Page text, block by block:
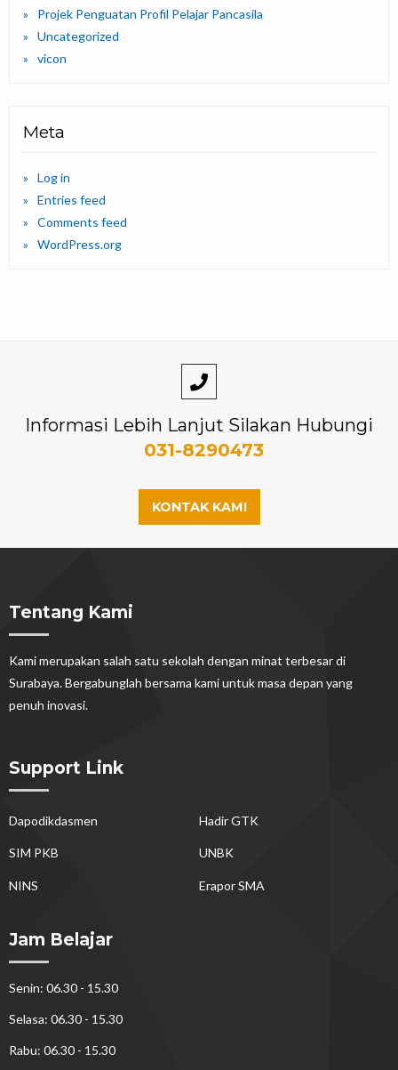
Projek Penguatan Profil Pelajar Pancasila
Uncategorized
vicon
Meta
Log in
Entries feed
Comments feed
WordPress.org
Informasi Lebih Lanjut Silakan Hubungi
031-8290473
KONTAK KAMI
Tentang Kami
Kami merupakan salah satu sekolah dengan minat terbesar di
Surabaya. Bergabunglah bersama kami untuk masa depan yang
penuh inovasi.
Support Link
Dapodikdasmen Hadir GTK
SIM PKB UNBK
NINS Erapor SMA
Jam Belajar
Senin: 06.30 - 15.30
Selasa: 06.30 - 15.30
Rabu: 06.30 - 15.30